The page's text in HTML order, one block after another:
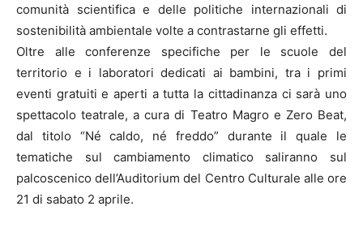
comunità scientifica e delle politiche internazionali di
sostenibilità ambientale volte a contrastarne gli effetti.
Oltre alle conferenze specifiche per le scuole del
territorio e i laboratori dedicati ai bambini, tra i primi
eventi gratuiti e aperti a tutta la cittadinanza ci sarà uno
spettacolo teatrale, a cura di Teatro Magro e Zero Beat,
dal titolo “Né caldo, né freddo” durante il quale le
tematiche sul cambiamento climatico saliranno sul
palcoscenico dell’Auditorium del Centro Culturale alle ore
21 di sabato 2 aprile.